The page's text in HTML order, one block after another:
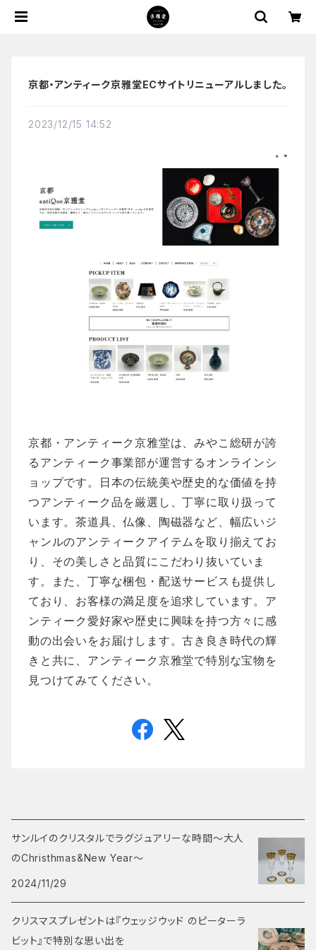
京都・アンティーク京雅堂ECサイトリニューアルしました。
2023/12/15 14:52
京都・ アンティーク京雅堂は、みやこ総研が誇
るアンティーク事業部が運営するオンラインシ
ョップです。日本の伝統美や歴史的な価値を持
つアンティーク品を厳選し、丁寧に取り扱って
います。茶道具、仏像、陶磁器など、幅広いジ
ャンルのアンティークアイテムを取り揃えてお
り、その美しさと品質にこだわり抜いていま
す。また、丁寧な梱包・配送サービスも提供し
ており、お客様の満足度を追求しています。ア
ンティーク愛好家や歴史に興味を持つ方々に感
動の出会いをお届けします。古き良き時代の輝
きと共に、アンティーク京雅堂で特別な宝物を
見つけてみてください。
サンルイのクリスタルでラグジュアリーな時間～大人
のChristhmas&New Year～
2024/11/29
クリスマスプレゼントは『ウェッジウッド のピーターラ
ビット』で特別な思い出を